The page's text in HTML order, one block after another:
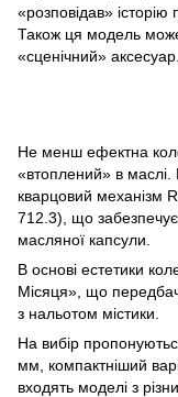
«розповідав»
Також ця модель
«сценічний» аксесуар.
Не менш ефектна
«втоплений» в маслі.
кварцовий механізм
712.3), що забезпечує
масляної капсули.
В основі естетики
Місяця», що
з нальотом містики.
На вибір
мм, компактніший
входять моделі з